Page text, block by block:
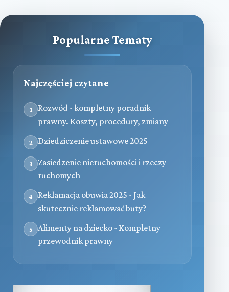
Popularne Tematy
Najczęściej czytane
1
Rozwód - kompletny poradnik
prawny. Koszty, procedury, zmiany
2 Dziedziczenie ustawowe 2025
3
Zasiedzenie nieruchomości i rzeczy
ruchomych
4
Reklamacja obuwia 2025 - Jak
skutecznie reklamować buty?
5
Alimenty na dziecko - Kompletny
przewodnik prawny